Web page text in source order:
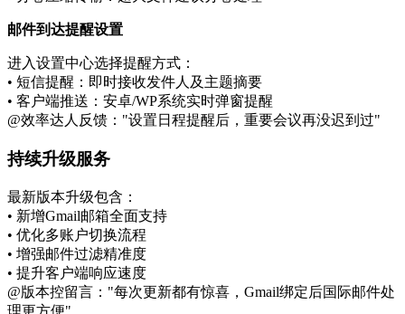
邮件到达提醒设置
进入设置中心选择提醒方式：
• 短信提醒：即时接收发件人及主题摘要
• 客户端推送：安卓/WP系统实时弹窗提醒
@效率达人反馈："设置日程提醒后，重要会议再没迟到过"
持续升级服务
最新版本升级包含：
• 新增Gmail邮箱全面支持
• 优化多账户切换流程
• 增强邮件过滤精准度
• 提升客户端响应速度
@版本控留言："每次更新都有惊喜，Gmail绑定后国际邮件处
理更方便"